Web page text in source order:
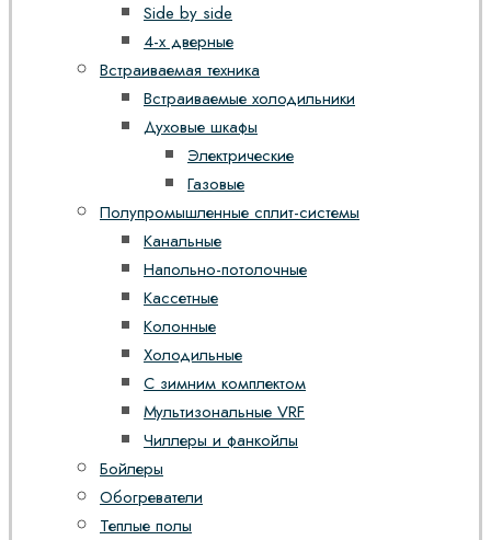
Side by side
4-х дверные
Встраиваемая техника
Встраиваемые холодильники
Духовые шкафы
Электрические
Газовые
Полупромышленные сплит-системы
Канальные
Напольно-потолочные
Кассетные
Колонные
Холодильные
С зимним комплектом
Мультизональные VRF
Чиллеры и фанкойлы
Бойлеры
Обогреватели
Теплые полы